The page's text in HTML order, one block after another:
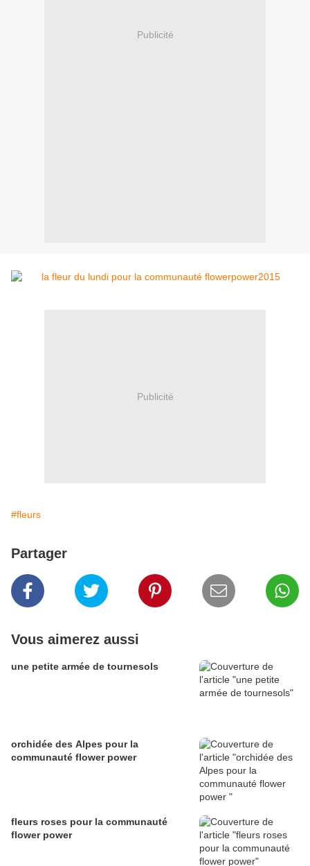
Publicité
Publicité
#fleurs
Partager
Vous aimerez aussi
une petite armée de tournesols
orchidée des Alpes pour la
communauté flower power
fleurs roses pour la communauté
flower power